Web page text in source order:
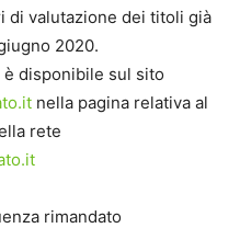
di valutazione dei titoli già
2020.
disponibile sul sito
nella pagina relativa al
rete
rimandato